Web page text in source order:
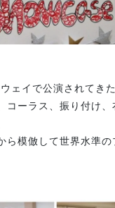
ェイで公演されてき
コーラス、振り付け
ら模倣して世界水準の